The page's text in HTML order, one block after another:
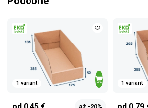
1 variant
až -20%
1 variant